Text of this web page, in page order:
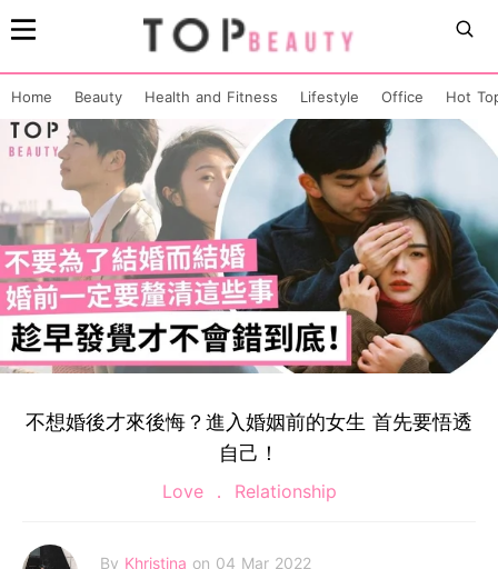
Home Beauty Health and Fitness Lifestyle Office Hot
不想婚後才來後悔？進入婚姻前的女生 首先要悟透
自己！
Love Relationship
By Khristina on 04 Mar 2022